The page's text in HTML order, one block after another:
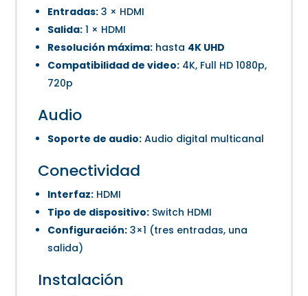
Entradas: 3 × HDMI
Salida: 1 × HDMI
Resolución máxima: hasta 4K UHD
Compatibilidad de video: 4K, Full HD 1080p,
720p
Audio
Soporte de audio: Audio digital multicanal
Conectividad
Interfaz: HDMI
Tipo de dispositivo: Switch HDMI
Configuración: 3×1 (tres entradas, una
salida)
Instalación